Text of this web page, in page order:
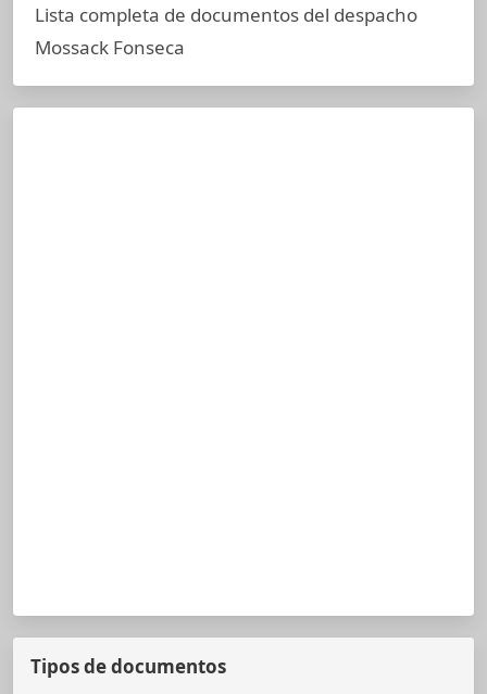
Lista completa de documentos del despacho
Mossack Fonseca
Tipos de documentos